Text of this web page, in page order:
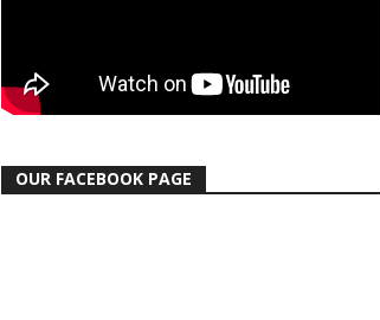
OUR FACEBOOK PAGE